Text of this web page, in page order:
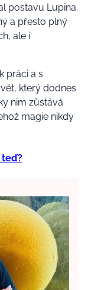
postavu Lupina.
a přesto plný
ale i
práci a s
který dodnes
nim zůstává
magie nikdy
teď?